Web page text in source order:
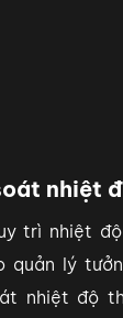
nhiệt
trì nhiệt
quản lý
nhiệt độ